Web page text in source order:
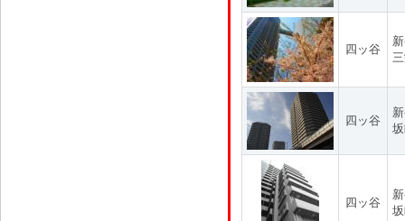
四ッ谷
四ッ谷
四ッ谷